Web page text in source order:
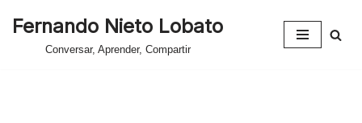
Fernando Nieto Lobato
Conversar, Aprender, Compartir